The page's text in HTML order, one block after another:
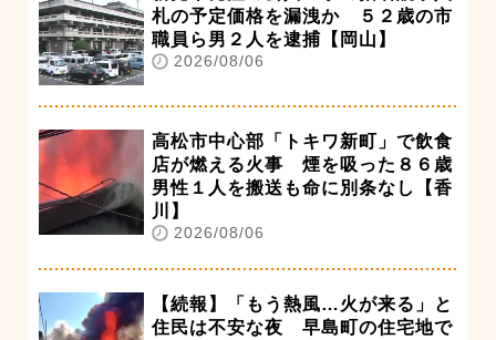
札の予定価格を漏洩か ５２歳の市
職員ら男２人を逮捕【岡山】
2026/08/06
高松市中心部「トキワ新町」で飲食
店が燃える火事 煙を吸った８６歳
男性１人を搬送も命に別条なし【香
川】
2026/08/06
【続報】「もう熱風…火が来る」と
住民は不安な夜 早島町の住宅地で